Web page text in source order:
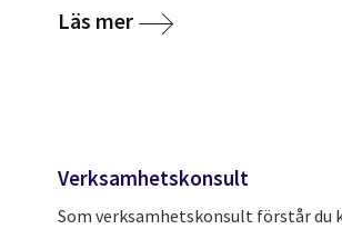
Läs mer
Verksamhetskonsult
Som verksamhetskonsult förstår du